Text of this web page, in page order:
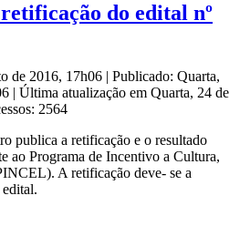
do edital nº
de 2016, 17h06 | Publicado: Quarta,
| Última atualização em Quarta, 24 de
2564
publica a retificação e o resultado
ao Programa de Incentivo a Cultura,
A retificação deve- se a